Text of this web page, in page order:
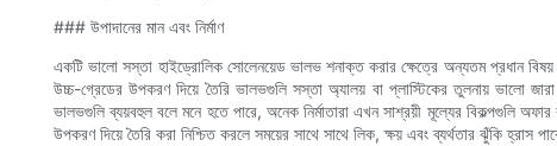
### উপাদানের মান এবং নির্মাণ
একটি ভালো সস্তা হাইড্রোলিক সোলেনয়েড ভালভ শনাক্ত করার ক্ষেত্রে অন্যতম প্রধান
উচ্চ-গ্রেডের উপকরণ দিয়ে তৈরি ভালভগুলি সস্তা অ্যালয় বা প্লাস্টিকের তুলনায় ভালো
ভালভগুলি ব্যয়বহুল বলে মনে হতে পারে, অনেক নির্মাতারা এখন সাশ্রয়ী মূল্যের বিকল্পগুলি
উপকরণ দিয়ে তৈরি করা নিশ্চিত করলে সময়ের সাথে সাথে লিক, ক্ষয় এবং ব্যর্থতার ঝুঁকি হ্রাস